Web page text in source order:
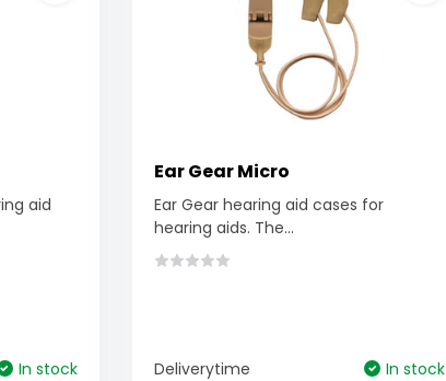
aid
In stock
Ear Gear Micro
Ear Gear hearing aid cases for
hearing aids. The...
Deliverytime In stock